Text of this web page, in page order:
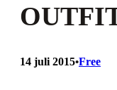
14 juli 2015•Free